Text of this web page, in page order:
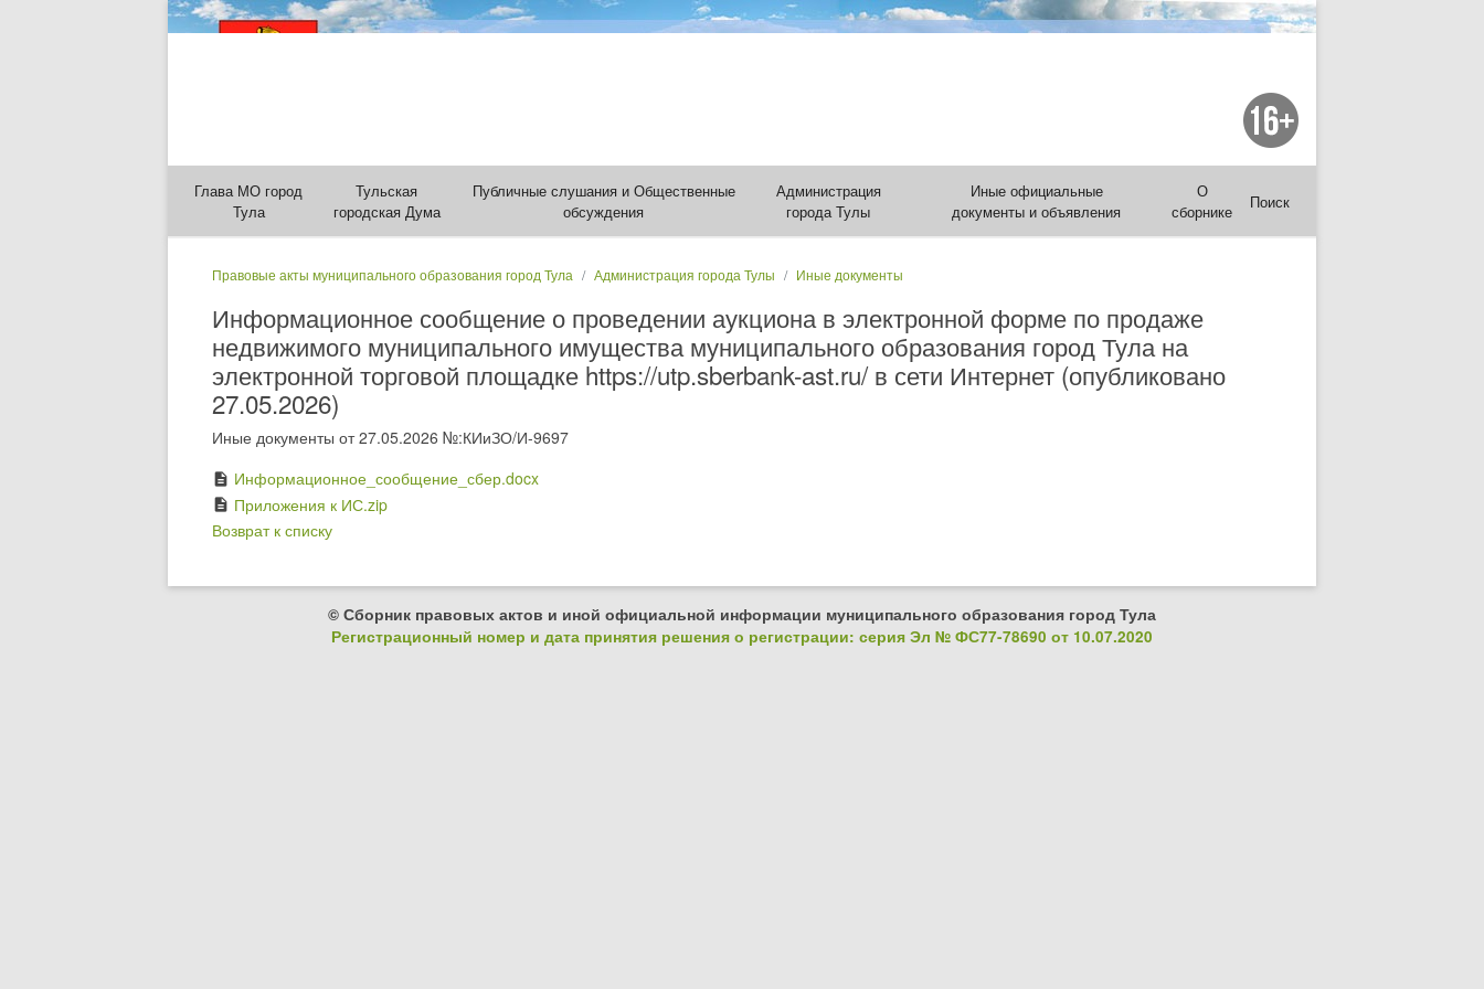
Глава МО город
Тула
Тульская
городская Дума
Публичные слушания и Общественные
обсуждения
Администрация
города Тулы
Иные официальные
документы и объявления
О
сборнике
Поиск
Правовые акты муниципального образования город Тула Администрация города Тулы Иные документы
Информационное сообщение о проведении аукциона в электронной форме по продаже
недвижимого муниципального имущества муниципального образования город Тула на
электронной торговой площадке https://utp.sberbank-ast.ru/ в сети Интернет (опубликовано
27.05.2026)
Иные документы от 27.05.2026 №:КИиЗО/И-9697
description Информационное_сообщение_сбер.docx
description Приложения к ИС.zip
Возврат к списку
© Сборник правовых актов и иной официальной информации муниципального образования город Тула
Регистрационный номер и дата принятия решения о регистрации: серия Эл № ФС77-78690 от 10.07.2020